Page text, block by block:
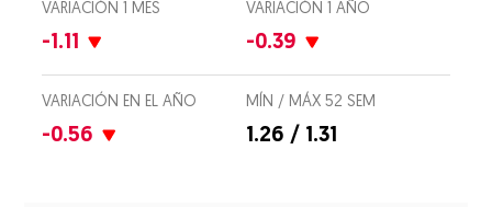
VARIACIÓN 1 MES
-1.11
VARIACIÓN 1 AÑO
-0.39
VARIACIÓN EN EL AÑO
-0.56
MÍN / MÁX 52 SEM
1.26 / 1.31